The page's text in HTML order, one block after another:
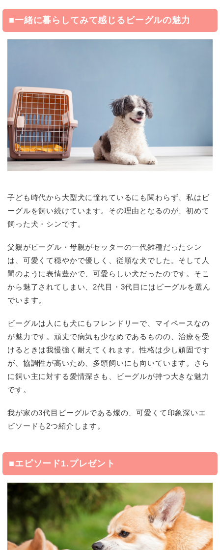
■一緒に暮らしてみて感じるビーグルの魅力
子ども時代から大型犬に憧れているにも関わらず、私はビ
ーグルを飼い続けています。その理由となるのが、初めて
飼った犬・シンです。
父親がビーグル・母親がセッターの一代雑種だったシン
は、可愛くて穏やかで優しく、従順な犬でした。そして人
間のように表情豊かで、可愛らしい犬だったのです。そこ
から魅了されてしまい、2代目・3代目にはビーグルを選ん
でいます。
ビーグルは人にも犬にもフレンドリーで、マイペースなの
が魅力です。頑丈で病気も少なめであるものの、治療を受
けるときは我慢強く耐えてくれます。性格は少し頑固です
が、協調性が高いため、多頭飼いにも向いています。さら
に飼い主に対する愛情深さも、ビーグルが持つ大きな魅力
です。
我が家の3代目ビーグルである燦の、可愛くて印象深いエ
ピソードも2つ紹介します。
■エピソード1.プレゼント